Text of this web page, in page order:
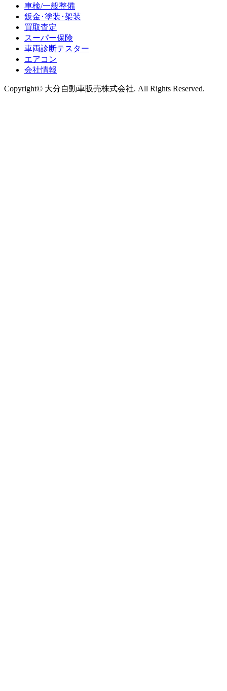
車検/一般整備
鈑金･塗装･架装
買取査定
スーパー保険
車両診断テスター
エアコン
会社情報
Copyright© 大分自動車販売株式会社. All Rights Reserved.